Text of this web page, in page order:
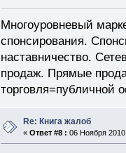
Многоуровневый
спонсирования.
наставничество.
продаж. Прямые
торговля=публичной
Re: Книга жалоб
« Ответ #8 : 06 Ноября